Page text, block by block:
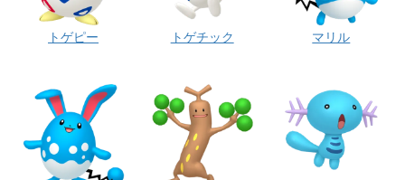
トゲピー トゲチック マリル